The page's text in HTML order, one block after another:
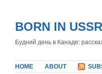
BORN IN
Будний день в Канаде:
HOME ABOUT